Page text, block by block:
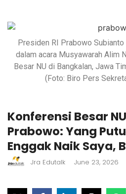
Presiden RI Prabowo
dalam acara Musyawarah Alim
Besar NU di Bangkalan, Jawa
(Foto: Biro Pers
Konferensi Besar
Prabowo: Yang
Enggak Naik Saya,
Jra Edutalk June 23, 2026